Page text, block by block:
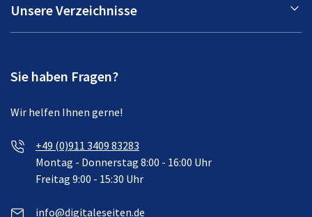
Unsere Verzeichnisse
Sie haben Fragen?
Wir helfen Ihnen gerne!
+49 (0)911 3409 83283
Montag - Donnerstag 8:00 - 16:00 Uhr
Freitag 9:00 - 15:30 Uhr
info@digitaleseiten.de